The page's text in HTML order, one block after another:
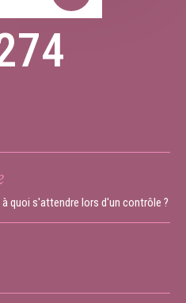
quoi s'attendre lors d'un contrôle ?